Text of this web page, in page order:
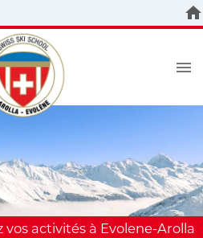
vos activités à Evolene-Arolla